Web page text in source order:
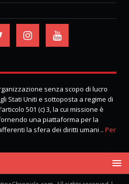
senza scopo di lucro
Stati Uniti e sottoposta a regime di
501 (c) 3, la cui missione è
una piattaforma per la
la sfera dei diritti umani .. Per